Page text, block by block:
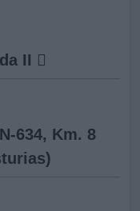
II
634, Km. 8